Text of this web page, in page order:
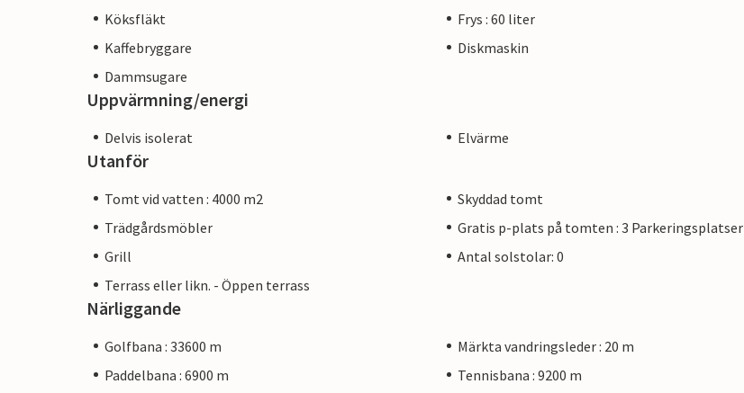
Köksfläkt
Frys : 60 liter
Kaffebryggare
Diskmaskin
Dammsugare
Uppvärmning/energi
Delvis isolerat Elvärme
Utanför
Tomt vid vatten : 4000 m2
Skyddad tomt
Trädgårdsmöbler
Gratis p-plats på tomten : 3 Parkeringsplatser
Grill
Antal solstolar: 0
Terrass eller likn. - Öppen terrass
Närliggande
Golfbana : 33600 m
Märkta vandringsleder : 20 m
Paddelbana : 6900 m
Tennisbana : 9200 m